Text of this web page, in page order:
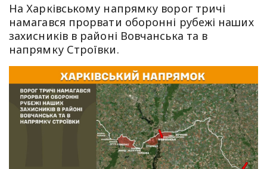
На Харківському напрямку ворог тричі
намагався прорвати оборонні рубежі наших
захисників в районі Вовчанська та в
напрямку Строївки.